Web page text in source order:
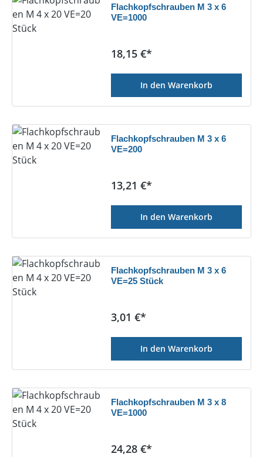
Flachkopfschrauben M 3 x 6
VE=1000
Regulärer Preis:
18,15 €*
In den Warenkorb
Flachkopfschrauben M 3 x 6
VE=200
Regulärer Preis:
13,21 €*
In den Warenkorb
Flachkopfschrauben M 3 x 6
VE=25 Stück
Regulärer Preis:
3,01 €*
In den Warenkorb
Flachkopfschrauben M 3 x 8
VE=1000
Regulärer Preis:
24,28 €*